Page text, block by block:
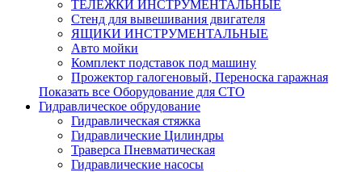
ТЕЛЕЖКИ ИНСТРУМЕНТАЛЬНЫЕ
Стенд для вывешивания двигателя
ЯЩИКИ ИНСТРУМЕНТАЛЬНЫЕ
Авто мойки
Комплект подставок под машину
Прожектор галогеновый, Переноска гаражная
Показать все Оборудование для СТО
Гидравлическое обрудование
Гидравлическая стяжка
Гидравлические Цилиндры
Траверса Пневматическая
Гидравлические насосы